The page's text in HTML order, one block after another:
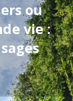
ou
vie :